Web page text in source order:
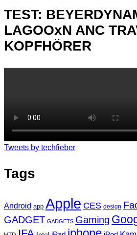
TEST:
LAGOOxN ANC
KOPFHÖRER
Tweets by techfieber
Tags
Android app Apple CES design
GADGET GADGETS Gaming